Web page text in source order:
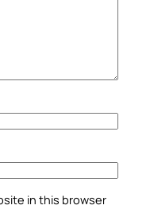
in this browser